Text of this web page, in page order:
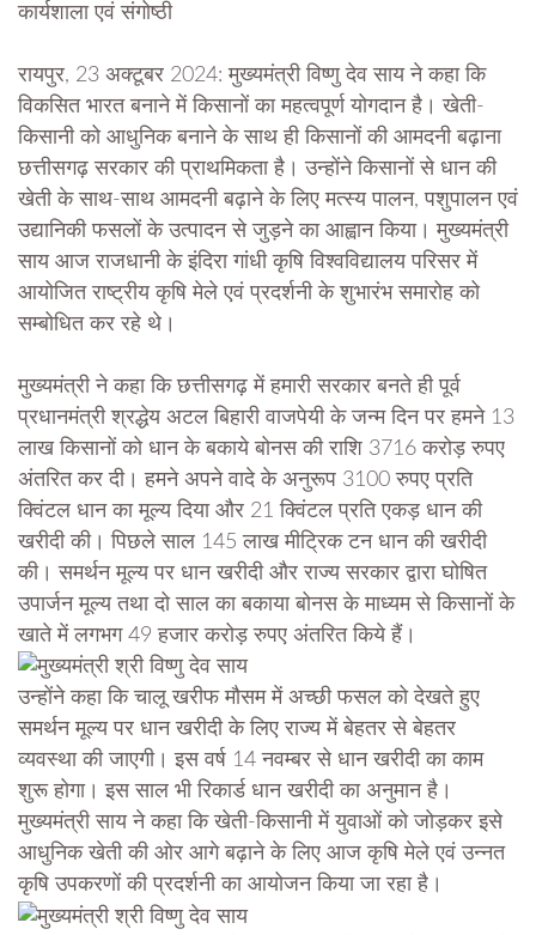
कार्यशाला एवं संगोष्ठी
रायपुर, 23 अक्टूबर 2024: मुख्यमंत्री विष्णु देव साय ने कहा कि
विकसित भारत बनाने में किसानों का महत्वपूर्ण योगदान है। खेती-
किसानी को आधुनिक बनाने के साथ ही किसानों की आमदनी बढ़ाना
छत्तीसगढ़ सरकार की प्राथमिकता है। उन्होंने किसानों से धान की
खेती के साथ-साथ आमदनी बढ़ाने के लिए मत्स्य पालन, पशुपालन एवं
उद्यानिकी फसलों के उत्पादन से जुड़ने का आह्वान किया। मुख्यमंत्री
साय आज राजधानी के इंदिरा गांधी कृषि विश्वविद्यालय परिसर में
आयोजित राष्ट्रीय कृषि मेले एवं प्रदर्शनी के शुभारंभ समारोह को
सम्बोधित कर रहे थे।
मुख्यमंत्री ने कहा कि छत्तीसगढ़ में हमारी सरकार बनते ही पूर्व
प्रधानमंत्री श्रद्धेय अटल बिहारी वाजपेयी के जन्म दिन पर हमने 13
लाख किसानों को धान के बकाये बोनस की राशि 3716 करोड़ रुपए
अंतरित कर दी। हमने अपने वादे के अनुरूप 3100 रुपए प्रति
क्विंटल धान का मूल्य दिया और 21 क्विंटल प्रति एकड़ धान की
खरीदी की। पिछले साल 145 लाख मीट्रिक टन धान की खरीदी
की। समर्थन मूल्य पर धान खरीदी और राज्य सरकार द्वारा घोषित
उपार्जन मूल्य तथा दो साल का बकाया बोनस के माध्यम से किसानों के
खाते में लगभग 49 हजार करोड़ रुपए अंतरित किये हैं।
उन्होंने कहा कि चालू खरीफ मौसम में अच्छी फसल को देखते हुए
समर्थन मूल्य पर धान खरीदी के लिए राज्य में बेहतर से बेहतर
व्यवस्था की जाएगी। इस वर्ष 14 नवम्बर से धान खरीदी का काम
शुरू होगा। इस साल भी रिकार्ड धान खरीदी का अनुमान है।
मुख्यमंत्री साय ने कहा कि खेती-किसानी में युवाओं को जोड़कर इसे
आधुनिक खेती की ओर आगे बढ़ाने के लिए आज कृषि मेले एवं उन्नत
कृषि उपकरणों की प्रदर्शनी का आयोजन किया जा रहा है।